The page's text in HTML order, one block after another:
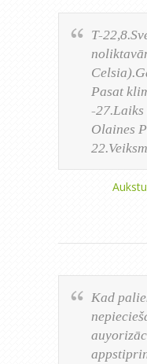
T-
Pasat
-
Olaines
Kad